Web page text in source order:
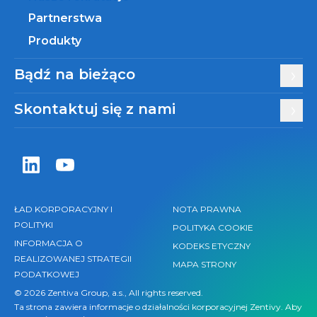
Zentiva LinkedIn
Zentiva YouTube
Partnerstwa
Produkty
Bądź na bieżąco
Skontaktuj się z nami
ŁAD KORPORACYJNY I
POLITYKI
INFORMACJA O
REALIZOWANEJ STRATEGII
PODATKOWEJ
NOTA PRAWNA
POLITYKA COOKIE
KODEKS ETYCZNY
MAPA STRONY
© 2026 Zentiva Group, a.s., All rights reserved.
Ta strona zawiera informacje o działalności korporacyjnej Zentivy. Aby